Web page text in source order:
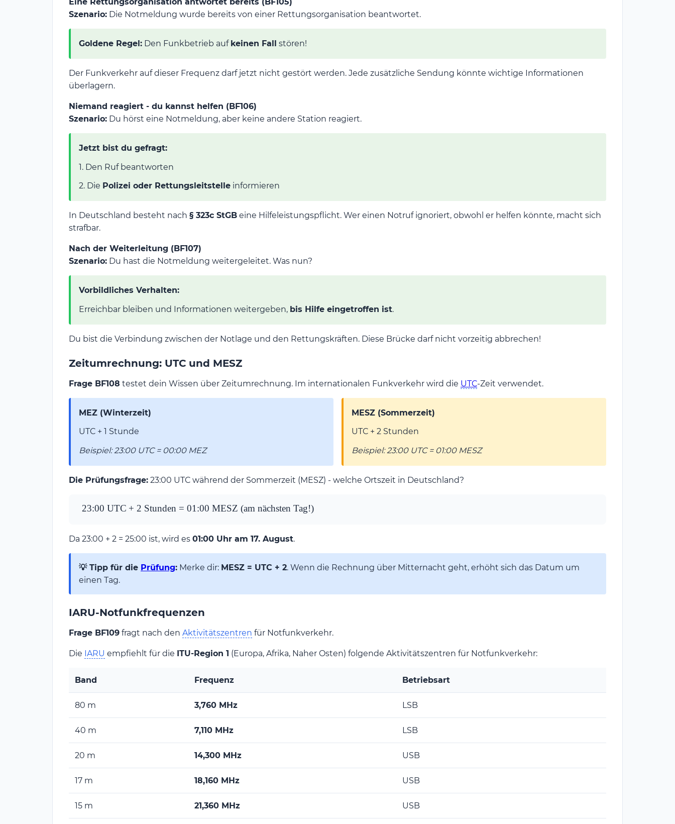
Szenario: Die Notmeldung wurde bereits von einer Rettungsorganisation beantwortet.
Goldene Regel: Den Funkbetrieb auf keinen Fall stören!
Der Funkverkehr auf dieser Frequenz darf jetzt nicht gestört werden. Jede zusätzliche Sendung könnte wichtige Informationen
überlagern.
Niemand reagiert - du kannst helfen (BF106)
Szenario: Du hörst eine Notmeldung, aber keine andere Station reagiert.
Jetzt bist du gefragt:
1. Den Ruf beantworten
2. Die Polizei oder Rettungsleitstelle informieren
In Deutschland besteht nach § 323c StGB eine Hilfeleistungspflicht. Wer einen Notruf ignoriert, obwohl er helfen könnte, macht sich
strafbar.
Nach der Weiterleitung (BF107)
Szenario: Du hast die Notmeldung weitergeleitet. Was nun?
Vorbildliches Verhalten:
Erreichbar bleiben und Informationen weitergeben, bis Hilfe eingetroffen ist.
Du bist die Verbindung zwischen der Notlage und den Rettungskräften. Diese Brücke darf nicht vorzeitig abbrechen!
Zeitumrechnung: UTC und MESZ
Frage BF108 testet dein Wissen über Zeitumrechnung. Im internationalen Funkverkehr wird die UTC-Zeit verwendet.
MEZ (Winterzeit)
UTC + 1 Stunde
Beispiel: 23:00 UTC = 00:00 MEZ
MESZ (Sommerzeit)
UTC + 2 Stunden
Beispiel: 23:00 UTC = 01:00 MESZ
Die Prüfungsfrage: 23:00 UTC während der Sommerzeit (MESZ) - welche Ortszeit in Deutschland?
23{:}00
2 \text{
Stunden}
=
01{:}00
(am
Tag!)}
23:00 UTC + 2 Stunden = 01 :00 MESZ (am na
¨chsten Tag!)
Da 23:00 + 2 = 25:00 ist, wird es 01:00 Uhr am 17. August.
💡 Tipp für die Prüfung: Merke dir: MESZ = UTC + 2. Wenn die Rechnung über Mitternacht geht, erhöht sich das Datum um
einen Tag.
IARU-Notfunkfrequenzen
Frage BF109 fragt nach den Aktivitätszentren für Notfunkverkehr.
Die IARU empfiehlt für die ITU-Region 1 (Europa, Afrika, Naher Osten) folgende Aktivitätszentren für Notfunkverkehr:
Band Frequenz Betriebsart
80 m 3,760 MHz LSB
40 m 7,110 MHz LSB
20 m 14,300 MHz USB
17 m 18,160 MHz USB
15 m 21,360 MHz USB